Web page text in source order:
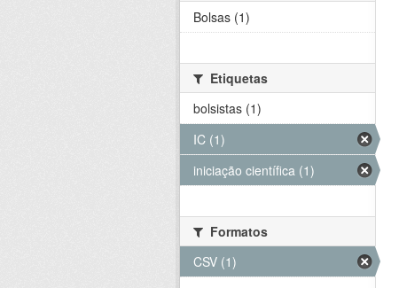
Bolsas (1)
Etiquetas
bolsistas (1)
IC (1)
iniciação científica (1)
Formatos
CSV (1)